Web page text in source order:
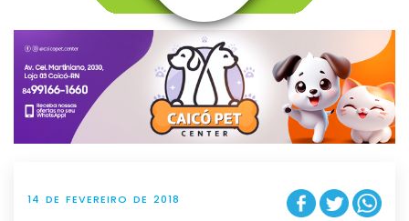
v
g
t
i
o
n
14 DE FEVEREIRO DE 2018